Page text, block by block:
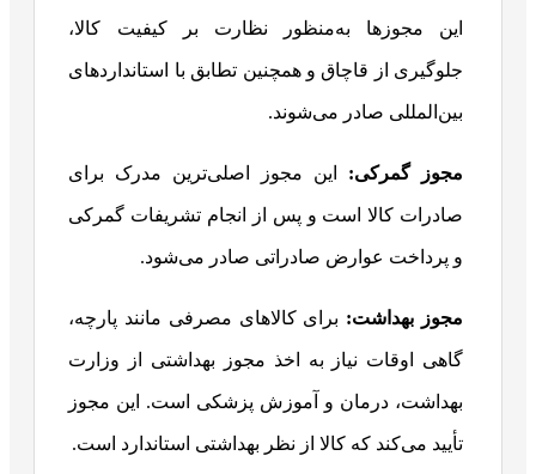
این مجوزها به‌منظور نظارت بر کیفیت کالا،
جلوگیری از قاچاق و همچنین تطابق با استانداردهای
بین‌المللی صادر می‌شوند.
مجوز گمرکی: این مجوز اصلی‌ترین مدرک برای
صادرات کالا است و پس از انجام تشریفات گمرکی
و پرداخت عوارض صادراتی صادر می‌شود.
مجوز بهداشت: برای کالاهای مصرفی مانند پارچه،
گاهی اوقات نیاز به اخذ مجوز بهداشتی از وزارت
بهداشت، درمان و آموزش پزشکی است. این مجوز
تأیید می‌کند که کالا از نظر بهداشتی استاندارد است.